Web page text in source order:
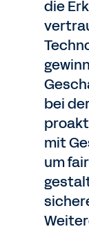
die
bei
mit
um